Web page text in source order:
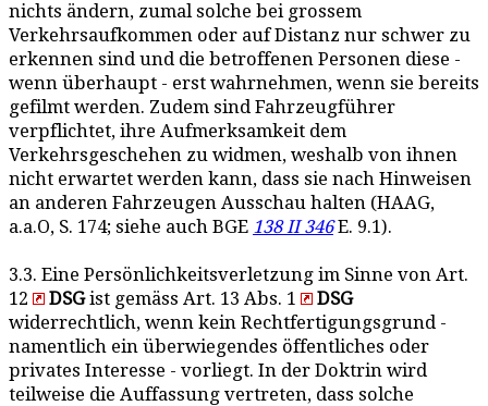
nichts ändern, zumal solche bei grossem
Verkehrsaufkommen oder auf Distanz nur schwer zu
erkennen sind und die betroffenen Personen diese -
wenn überhaupt - erst wahrnehmen, wenn sie bereits
gefilmt werden. Zudem sind Fahrzeugführer
verpflichtet, ihre Aufmerksamkeit dem
Verkehrsgeschehen zu widmen, weshalb von ihnen
nicht erwartet werden kann, dass sie nach Hinweisen
an anderen Fahrzeugen Ausschau halten (HAAG,
a.a.O, S. 174; siehe auch BGE 138 II 346E. 9.1).
3.3. Eine Persönlichkeitsverletzung im Sinne von Art.
12
DSGist gemäss Art. 13 Abs. 1
DSG
widerrechtlich, wenn kein Rechtfertigungsgrund -
namentlich ein überwiegendes öffentliches oder
privates Interesse - vorliegt. In der Doktrin wird
teilweise die Auffassung vertreten, dass solche